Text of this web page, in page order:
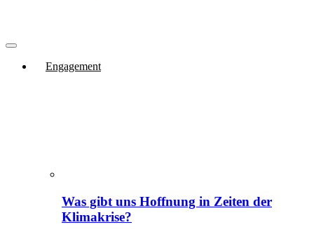
Engagement
Was gibt uns Hoffnung in Zeiten der
Klimakrise?